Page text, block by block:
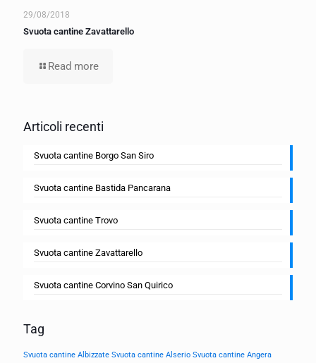
29/08/2018
Svuota cantine Zavattarello
Read more
Articoli recenti
Svuota cantine Borgo San Siro
Svuota cantine Bastida Pancarana
Svuota cantine Trovo
Svuota cantine Zavattarello
Svuota cantine Corvino San Quirico
Tag
Svuota cantine Albizzate Svuota cantine Alserio Svuota cantine Angera